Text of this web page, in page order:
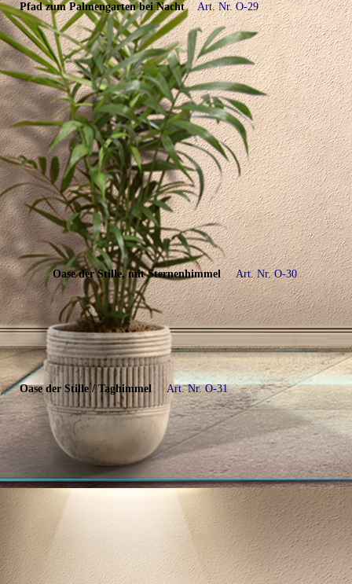
Pfad zum Palmengarten bei Nacht Art. Nr. O-29
Oase der Stille, mit Sternenhimmel Art. Nr. O-30
Oase der Stille / Taghimmel Art. Nr. O-31